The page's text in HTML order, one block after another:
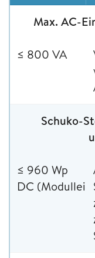
Max. AC-
≤ 800 VA
Schuko-
≤ 960 Wp
DC